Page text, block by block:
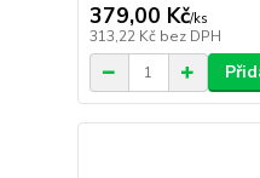
379,00 Kč/ks
313,22 Kč bez DPH